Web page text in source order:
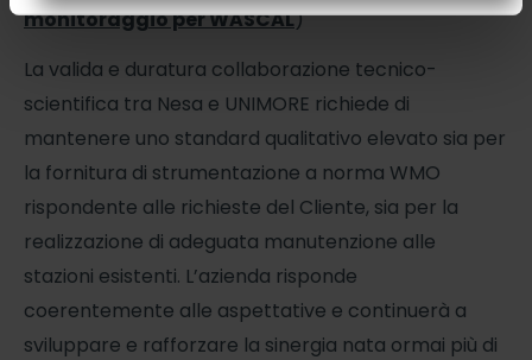
monitoraggio per WASCAL)
La valida e duratura collaborazione tecnico-
scientifica tra Nesa e UNIMORE richiede di
mantenere uno standard qualitativo elevato sia per
la fornitura di strumentazione a norma WMO
rispondente alle richieste del Cliente, sia per la
realizzazione di adeguata manutenzione alle
stazioni esistenti. L’azienda risponde
coerentemente alle aspettative e continuerà a
sviluppare e rafforzare la sinergia nata ormai più di